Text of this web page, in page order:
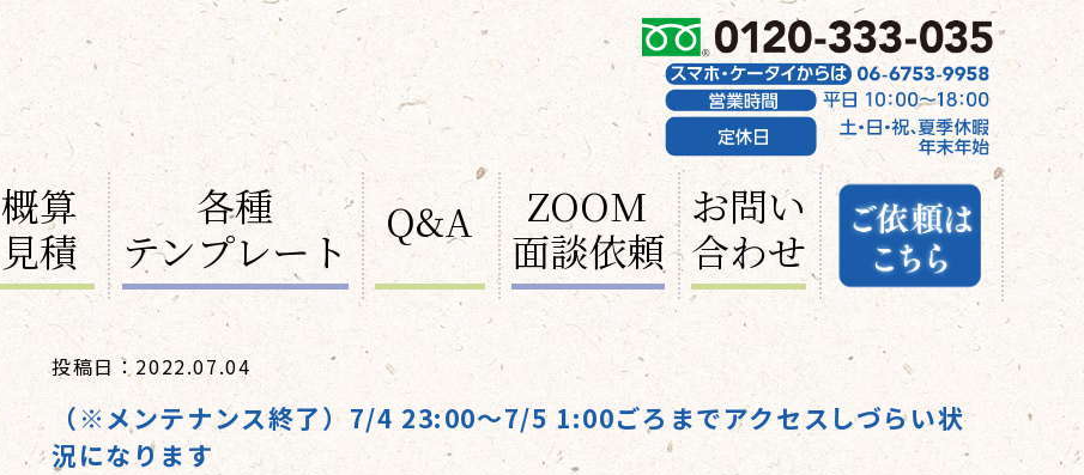
概算
見積
各種
テンプレート
Q&A
ZOOM
面談依頼
お問い
合わせ
投稿日：2022.07.04
（※メンテナンス終了）7/4 23:00～7/5 1:00ごろまでアクセスしづらい状
況になります